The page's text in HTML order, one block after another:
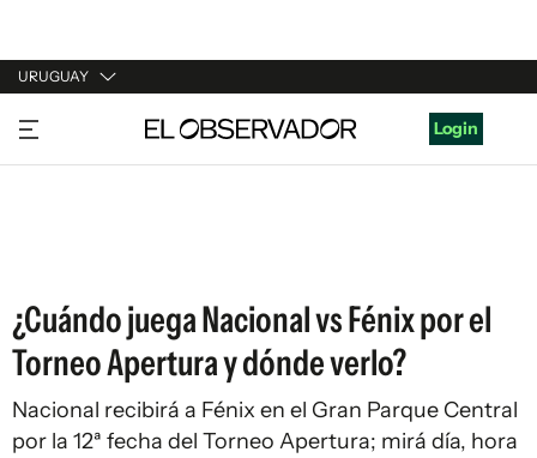
URUGUAY
URUGUAY
ARGENTINA
Login
¿Cuándo juega Nacional vs Fénix por el
Torneo Apertura y dónde verlo?
Nacional recibirá a Fénix en el Gran Parque Central
por la 12ª fecha del Torneo Apertura; mirá día, hora